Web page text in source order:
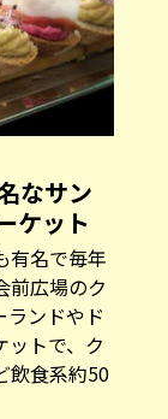
なサン
ケット
有名で毎年
前広場のク
ランドやド
ットで、ク
飲食系約50